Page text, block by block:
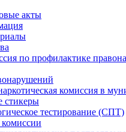
акты
по профилактике
комиссия в
стикеры
тестирование (СПТ)